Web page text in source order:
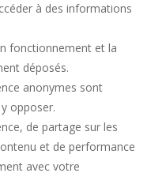
à des informations
fonctionnement et la
déposés.
anonymes sont
opposer.
de partage sur les
et de performance
avec votre